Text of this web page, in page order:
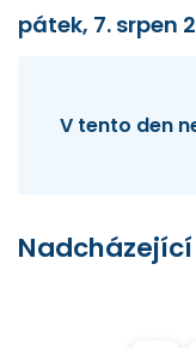
pátek, 7. srpen
V tento den